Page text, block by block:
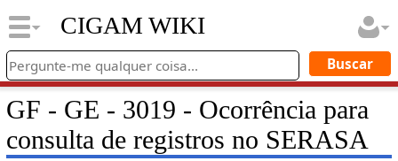
CIGAM WIKI
GF - GE - 3019 - Ocorrência para
consulta de registros no SERASA